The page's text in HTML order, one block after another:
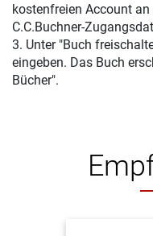
kostenfreien Account
C.C.Buchner-
3. Unter "Buch
eingeben. Das Buch
Bücher".